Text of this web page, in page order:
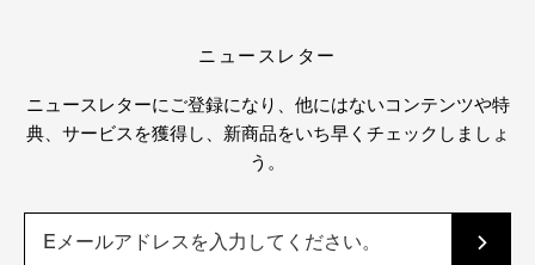
ニュースレター
ニュースレターにご登録になり、他にはないコンテンツや特
典、サービスを獲得し、新商品をいち早くチェックしましょ
う。